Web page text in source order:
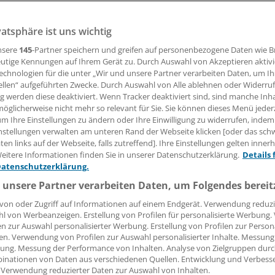
05:00 Uhr
der beschlossenen Anhebung der Ärztehonorare, von
profitieren, hat die Bundesarbeitsgemeinschaft der
(BHV) jetzt auch für die Heilmittelerbringer in den
eine Angleichung ihrer Honorare ans Westniveau
die Ost-Kassen hierzu gestern zu
liegen die Honorare im Heilmittelbereich im
Westhonoraren.
ist uns wichtig
145-Partner speichern und greifen auf personenbezogene Daten wie
Kennungen auf Ihrem Gerät zu. Durch Auswahl von Akzeptieren
für die unter „Wir und unsere Partner verarbeiten Daten, um
aufgeführten Zwecke. Durch Auswahl von Alle ablehnen oder
werden diese deaktiviert. Wenn Tracker deaktiviert sind, sind manche
nicht mehr so relevant für Sie. Sie können dieses Menü
Ihre Einstellungen zu ändern oder Ihre Einwilligung zu widerrufen, indem
verwalten am unteren Rand der Webseite klicken [oder das
links auf der Webseite, falls zutreffend]. Ihre Einstellungen gelten
Informationen finden Sie in unserer Datenschutzerklärung. Details
Partner verarbeiten Daten, um Folgendes
oder Zugriff auf Informationen auf einem Endgerät. Verwendung
von Werbeanzeigen. Erstellung von Profilen für personalisierte
zur Auswahl personalisierter Werbung. Erstellung von Profilen zur
Verwendung von Profilen zur Auswahl personalisierter Inhalte.
Messung der Performance von Inhalten. Analyse von Zielgruppen
von Daten aus verschiedenen Quellen. Entwicklung und
reduzierter Daten zur Auswahl von Inhalten.